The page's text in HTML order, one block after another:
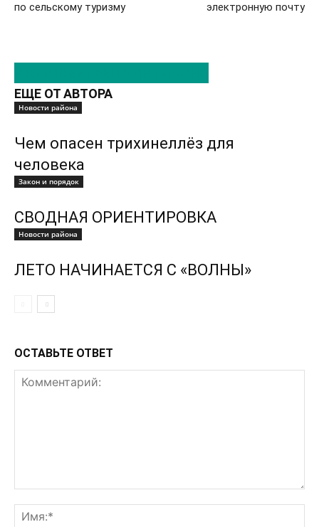
по сельскому туризму
электронную почту
ЕЩЕ ОТ АВТОРА
Новости района
Чем опасен трихинеллёз для
человека
Закон и порядок
СВОДНАЯ ОРИЕНТИРОВКА
Новости района
ЛЕТО НАЧИНАЕТСЯ С «ВОЛНЫ»
ОСТАВЬТЕ ОТВЕТ